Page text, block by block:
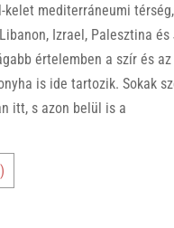
kelet mediterráneumi térség,
Izrael, Palesztina és
értelemben a szír és az
is ide tartozik. Sokak
itt, s azon belül is a